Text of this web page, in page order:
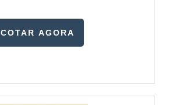
COTAR AGORA